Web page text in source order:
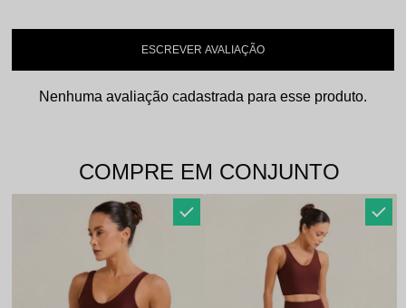
ESCREVER AVALIAÇÃO
Nenhuma avaliação cadastrada para esse produto.
COMPRE EM CONJUNTO